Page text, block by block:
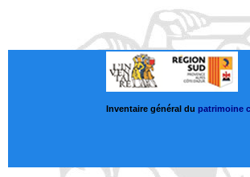
Inventaire général du patrimoine